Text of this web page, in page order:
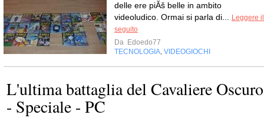
delle ere piĂš belle in ambito
videoludico. Ormai si parla di...
Leggere il
seguito
Da Edoedo77
TECNOLOGIA VIDEOGIOCHI
L'ultima battaglia del Cavaliere Oscuro
- Speciale - PC